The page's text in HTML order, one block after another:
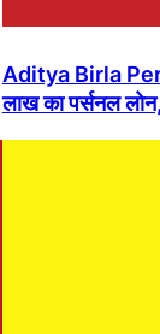
Aditya Birla
लाख का पर्सनल